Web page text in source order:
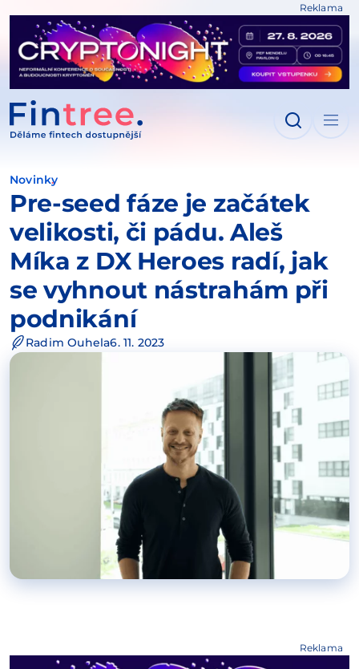
Reklama
Novinky
Pre-seed fáze je začátek
velikosti, či pádu. Aleš
Míka z DX Heroes radí, jak
se vyhnout nástrahám při
podnikání
Radim Ouhela6. 11. 2023
Reklama